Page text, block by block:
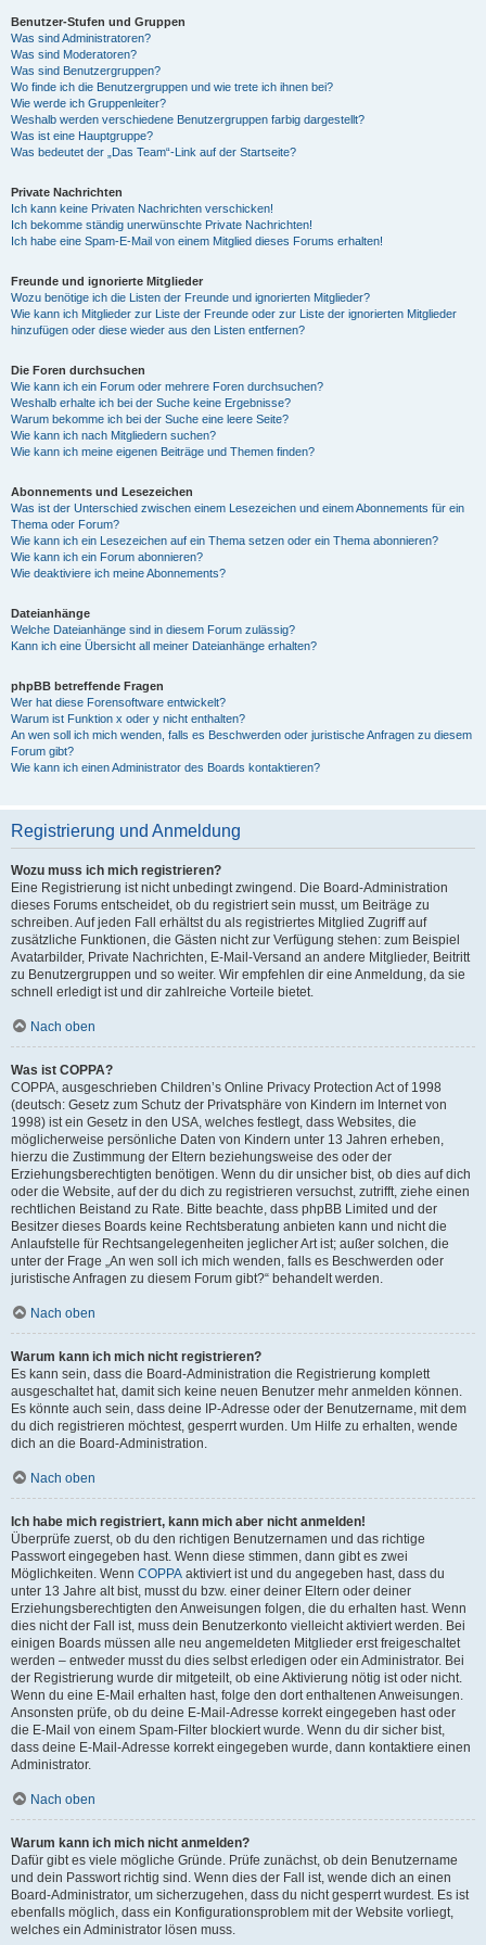
V
d
e
o
Benutzer-Stufen und Gruppen
Was sind Administratoren?
Was sind Moderatoren?
Was sind Benutzergruppen?
Wo finde ich die Benutzergruppen und wie trete ich ihnen bei?
Wie werde ich Gruppenleiter?
Weshalb werden verschiedene Benutzergruppen farbig dargestellt?
Was ist eine Hauptgruppe?
Was bedeutet der „Das Team“-Link auf der Startseite?
Private Nachrichten
Ich kann keine Privaten Nachrichten verschicken!
Ich bekomme ständig unerwünschte Private Nachrichten!
Ich habe eine Spam-E-Mail von einem Mitglied dieses Forums erhalten!
Freunde und ignorierte Mitglieder
Wozu benötige ich die Listen der Freunde und ignorierten Mitglieder?
Wie kann ich Mitglieder zur Liste der Freunde oder zur Liste der ignorierten Mitglieder
hinzufügen oder diese wieder aus den Listen entfernen?
Die Foren durchsuchen
Wie kann ich ein Forum oder mehrere Foren durchsuchen?
Weshalb erhalte ich bei der Suche keine Ergebnisse?
Warum bekomme ich bei der Suche eine leere Seite?
Wie kann ich nach Mitgliedern suchen?
Wie kann ich meine eigenen Beiträge und Themen finden?
Abonnements und Lesezeichen
Was ist der Unterschied zwischen einem Lesezeichen und einem Abonnements für ein
Thema oder Forum?
Wie kann ich ein Lesezeichen auf ein Thema setzen oder ein Thema abonnieren?
Wie kann ich ein Forum abonnieren?
Wie deaktiviere ich meine Abonnements?
Dateianhänge
Welche Dateianhänge sind in diesem Forum zulässig?
Kann ich eine Übersicht all meiner Dateianhänge erhalten?
phpBB betreffende Fragen
Wer hat diese Forensoftware entwickelt?
Warum ist Funktion x oder y nicht enthalten?
An wen soll ich mich wenden, falls es Beschwerden oder juristische Anfragen zu diesem
Forum gibt?
Wie kann ich einen Administrator des Boards kontaktieren?
Registrierung und Anmeldung
Wozu muss ich mich registrieren?
Eine Registrierung ist nicht unbedingt zwingend. Die Board-Administration
dieses Forums entscheidet, ob du registriert sein musst, um Beiträge zu
schreiben. Auf jeden Fall erhältst du als registriertes Mitglied Zugriff auf
zusätzliche Funktionen, die Gästen nicht zur Verfügung stehen: zum Beispiel
Avatarbilder, Private Nachrichten, E-Mail-Versand an andere Mitglieder, Beitritt
zu Benutzergruppen und so weiter. Wir empfehlen dir eine Anmeldung, da sie
schnell erledigt ist und dir zahlreiche Vorteile bietet.
Nach oben
Was ist COPPA?
COPPA, ausgeschrieben Children’s Online Privacy Protection Act of 1998
(deutsch: Gesetz zum Schutz der Privatsphäre von Kindern im Internet von
1998) ist ein Gesetz in den USA, welches festlegt, dass Websites, die
möglicherweise persönliche Daten von Kindern unter 13 Jahren erheben,
hierzu die Zustimmung der Eltern beziehungsweise des oder der
Erziehungsberechtigten benötigen. Wenn du dir unsicher bist, ob dies auf dich
oder die Website, auf der du dich zu registrieren versuchst, zutrifft, ziehe einen
rechtlichen Beistand zu Rate. Bitte beachte, dass phpBB Limited und der
Besitzer dieses Boards keine Rechtsberatung anbieten kann und nicht die
Anlaufstelle für Rechtsangelegenheiten jeglicher Art ist; außer solchen, die
unter der Frage „An wen soll ich mich wenden, falls es Beschwerden oder
juristische Anfragen zu diesem Forum gibt?“ behandelt werden.
Nach oben
Warum kann ich mich nicht registrieren?
Es kann sein, dass die Board-Administration die Registrierung komplett
ausgeschaltet hat, damit sich keine neuen Benutzer mehr anmelden können.
Es könnte auch sein, dass deine IP-Adresse oder der Benutzername, mit dem
du dich registrieren möchtest, gesperrt wurden. Um Hilfe zu erhalten, wende
dich an die Board-Administration.
Nach oben
Ich habe mich registriert, kann mich aber nicht anmelden!
Überprüfe zuerst, ob du den richtigen Benutzernamen und das richtige
Passwort eingegeben hast. Wenn diese stimmen, dann gibt es zwei
Möglichkeiten. Wenn COPPA aktiviert ist und du angegeben hast, dass du
unter 13 Jahre alt bist, musst du bzw. einer deiner Eltern oder deiner
Erziehungsberechtigten den Anweisungen folgen, die du erhalten hast. Wenn
dies nicht der Fall ist, muss dein Benutzerkonto vielleicht aktiviert werden. Bei
einigen Boards müssen alle neu angemeldeten Mitglieder erst freigeschaltet
werden – entweder musst du dies selbst erledigen oder ein Administrator. Bei
der Registrierung wurde dir mitgeteilt, ob eine Aktivierung nötig ist oder nicht.
Wenn du eine E-Mail erhalten hast, folge den dort enthaltenen Anweisungen.
Ansonsten prüfe, ob du deine E-Mail-Adresse korrekt eingegeben hast oder
die E-Mail von einem Spam-Filter blockiert wurde. Wenn du dir sicher bist,
dass deine E-Mail-Adresse korrekt eingegeben wurde, dann kontaktiere einen
Administrator.
Nach oben
Warum kann ich mich nicht anmelden?
Dafür gibt es viele mögliche Gründe. Prüfe zunächst, ob dein Benutzername
und dein Passwort richtig sind. Wenn dies der Fall ist, wende dich an einen
Board-Administrator, um sicherzugehen, dass du nicht gesperrt wurdest. Es ist
ebenfalls möglich, dass ein Konfigurationsproblem mit der Website vorliegt,
welches ein Administrator lösen muss.